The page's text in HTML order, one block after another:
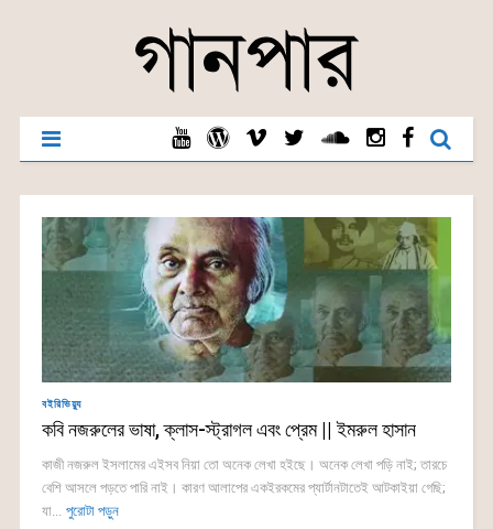
বইরিভিয়্যু
কবি নজরুলের ভাষা, ক্লাস-স্ট্রাগল এবং প্রেম || ইমরুল হাসান
কাজী নজরুল ইসলামের এইসব নিয়া তো অনেক লেখা হইছে। অনেক লেখা পড়ি নাই; তারচে
বেশি আসলে পড়তে পারি নাই। কারণ আলাপের একইরকমের প্যার্টানটাতেই আটকাইয়া গেছি;
যা... পুরোটা পড়ুন